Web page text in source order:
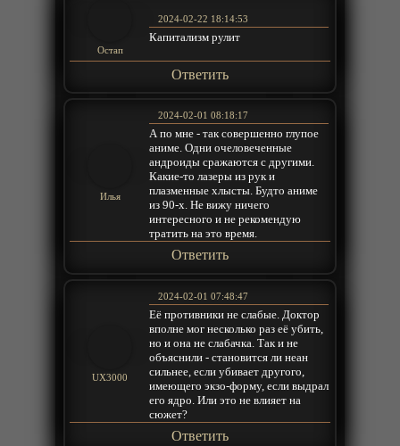
Остап
2024-02-22 18:14:53
Капитализм рулит
Ответить
Илья
2024-02-01 08:18:17
А по мне - так совершенно глупое
аниме. Одни очеловеченные
андроиды сражаются с другими.
Какие-то лазеры из рук и
плазменные хлысты. Будто аниме
из 90-х. Не вижу ничего
интересного и не рекомендую
тратить на это время.
Ответить
UX3000
2024-02-01 07:48:47
Её противники не слабые. Доктор
вполне мог несколько раз её убить,
но и она не слабачка. Так и не
объяснили - становится ли неан
сильнее, если убивает другого,
имеющего экзо-форму, если выдрал
его ядро. Или это не влияет на
сюжет?
Ответить